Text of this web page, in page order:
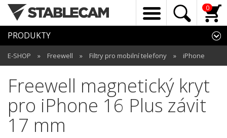
0
PRODUKTY
E-SHOP » Freewell » Filtry pro mobilní telefony » iPhone
Freewell magnetický kryt
pro iPhone 16 Plus závit
17 mm